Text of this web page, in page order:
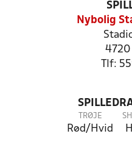
Nybolig
Tlf:
TRØJE
Rød/Hvid